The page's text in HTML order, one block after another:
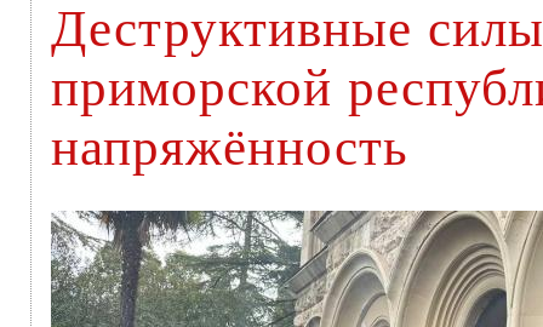
Деструктивные
приморской
напряжённость